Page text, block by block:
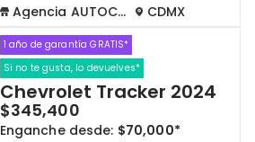
Agencia AUTOCOM
CDMX
1 año de garantía GRATIS*
Si no te gusta, lo devuelves*
Chevrolet Tracker 2024
$345,400
Enganche desde: $70,000*